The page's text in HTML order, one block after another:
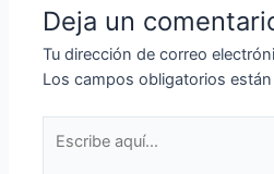
Deja un
Tu dirección de correo
Los campos obligatorios
aquí...